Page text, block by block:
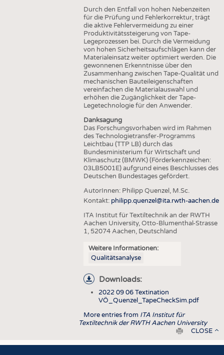
Durch den Entfall von hohen Nebenzeiten
für die Prüfung und Fehlerkorrektur, trägt
die aktive Fehlervermeidung zu einer
Produktivitätssteigerung von Tape-
Legeprozessen bei. Durch die Vermeidung
von hohen Sicherheitsaufschlägen kann der
Materialeinsatz weiter optimiert werden. Die
gewonnenen Erkenntnisse über den
Zusammenhang zwischen Tape-Qualität und
mechanischen Bauteileigenschaften
vereinfachen die Materialauswahl und
erhöhen die Zugänglichkeit der Tape-
Legetechnologie für den Anwender.
Danksagung
Das Forschungsvorhaben wird im Rahmen
des Technologietransfer-Programms
Leichtbau (TTP LB) durch das
Bundesministerium für Wirtschaft und
Klimaschutz (BMWK) (Förderkennzeichen:
03LB5001E) aufgrund eines Beschlusses des
Deutschen Bundestages gefördert.
AutorInnen: Philipp Quenzel, M.Sc.
Kontakt: philipp.quenzel@ita.rwth-aachen.de
ITA Institut für Textiltechnik an der RWTH
Aachen University, Otto-Blumenthal-Strasse
1, 52074 Aachen, Deutschland
Weitere Informationen:
Qualitätsanalyse
Downloads:
2022 09 06 Textination
VÖ_Quenzel_TapeCheckSim.pdf
More entries from ITA Institut für
Textiltechnik der RWTH Aachen University
CLOSE
Drucken